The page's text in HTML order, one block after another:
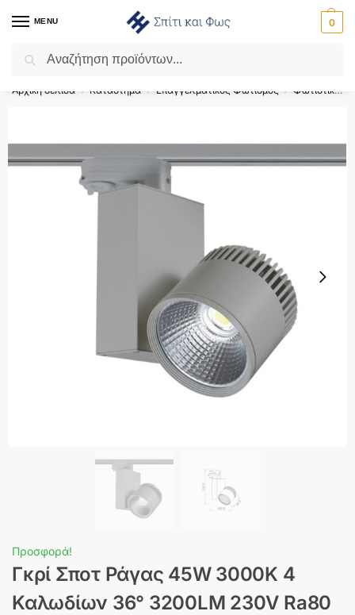
MENU 0
Flash Sale ⚡ 10% Έκπτωση με τον κωδικό ‘SPRING’!
Αρχική σελίδα / Κατάστημα / Επαγγελματικός Φωτισμός / Φωτιστικά Ράγας
Προσφορά!
Γκρί Σποτ Ράγας 45W 3000K 4
Καλωδίων 36° 3200LM 230V Ra80